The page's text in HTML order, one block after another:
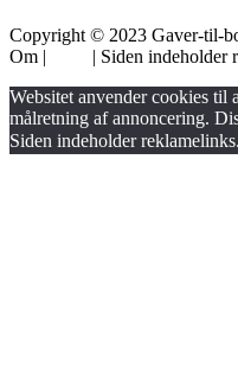
Copyright © 2023 Gaver-til-
Om |
| Siden indeholder
Websitet anvender cookies til
målretning af annoncering.
Siden indeholder reklamelinks.